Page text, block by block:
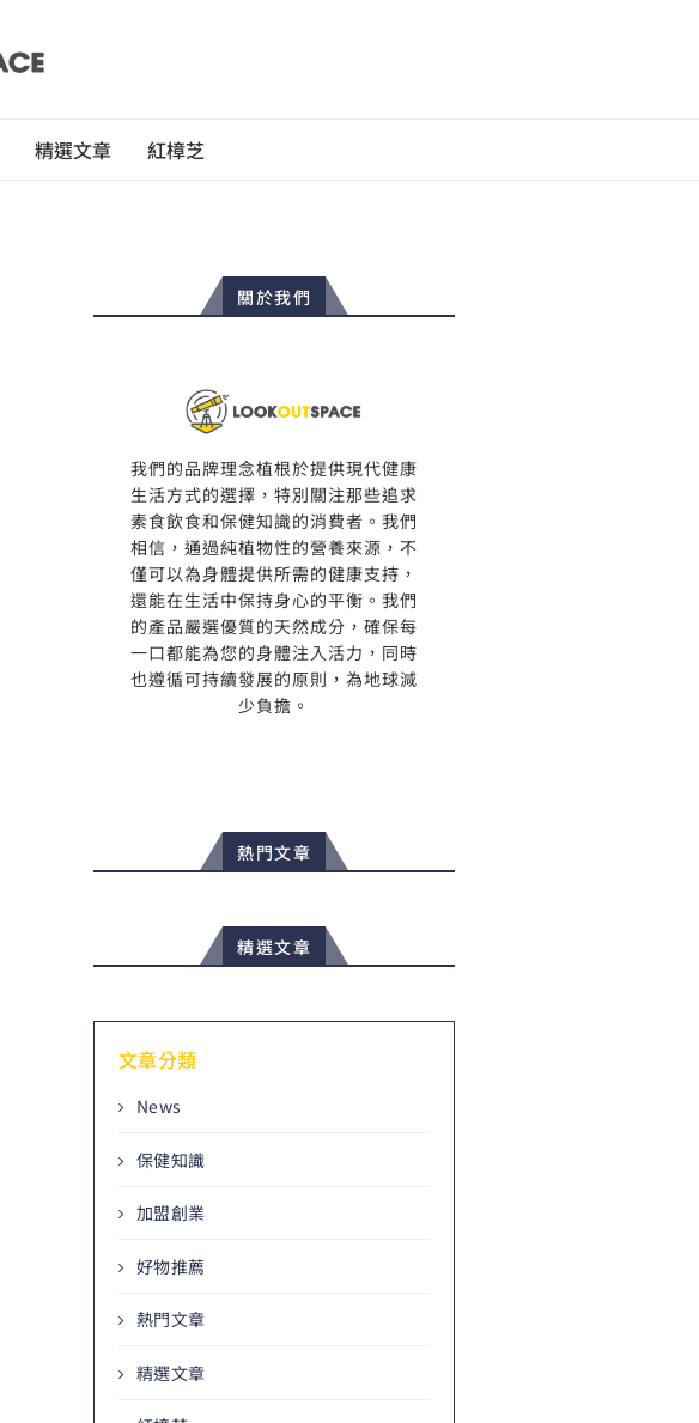
精選文章 紅樟芝
關於我們
我們的品牌理念植根於提供現代健康
生活方式的選擇，特別關注那些追求
素食飲食和保健知識的消費者。我們
相信，通過純植物性的營養來源，不
僅可以為身體提供所需的健康支持，
還能在生活中保持身心的平衡。我們
的產品嚴選優質的天然成分，確保每
一口都能為您的身體注入活力，同時
也遵循可持續發展的原則，為地球減
少負擔。
熱門文章
精選文章
文章分類
News
保健知識
加盟創業
好物推薦
熱門文章
精選文章